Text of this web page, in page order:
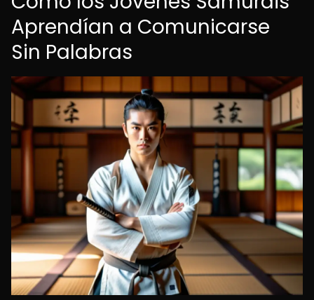
Aprendían a Comunicarse
Sin Palabras